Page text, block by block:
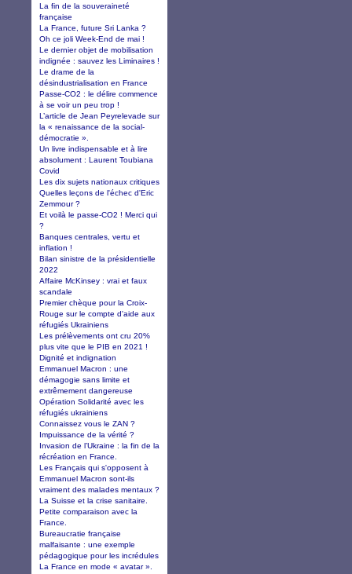
La fin de la souveraineté
française
La France, future Sri Lanka ?
Oh ce joli Week-End de mai !
Le dernier objet de mobilisation
indignée : sauvez les Liminaires !
Le drame de la
désindustrialisation en France
Passe-CO2 : le délire commence
à se voir un peu trop !
L’article de Jean Peyrelevade sur
la « renaissance de la social-
démocratie ».
Un livre indispensable et à lire
absolument : Laurent Toubiana
Covid
Les dix sujets nationaux critiques
Quelles leçons de l'échec d'Eric
Zemmour ?
Et voilà le passe-CO2 ! Merci qui
?
Banques centrales, vertu et
inflation !
Bilan sinistre de la présidentielle
2022
Affaire McKinsey : vrai et faux
scandale
Premier chèque pour la Croix-
Rouge sur le compte d'aide aux
réfugiés Ukrainiens
Les prélèvements ont cru 20%
plus vite que le PIB en 2021 !
Dignité et indignation
Emmanuel Macron : une
démagogie sans limite et
extrêmement dangereuse
Opération Solidarité avec les
réfugiés ukrainiens
Connaissez vous le ZAN ?
Impuissance de la vérité ?
Invasion de l’Ukraine : la fin de la
récréation en France.
Les Français qui s'opposent à
Emmanuel Macron sont-ils
vraiment des malades mentaux ?
La Suisse et la crise sanitaire.
Petite comparaison avec la
France.
Bureaucratie française
malfaisante : une exemple
pédagogique pour les incrédules
La France en mode « avatar ».